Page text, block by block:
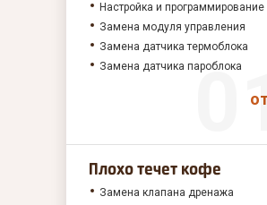
Настройка и программирование
Замена модуля управления
Замена датчика термоблока
Замена датчика пароблока
Плохо течет кофе
Замена клапана дренажа